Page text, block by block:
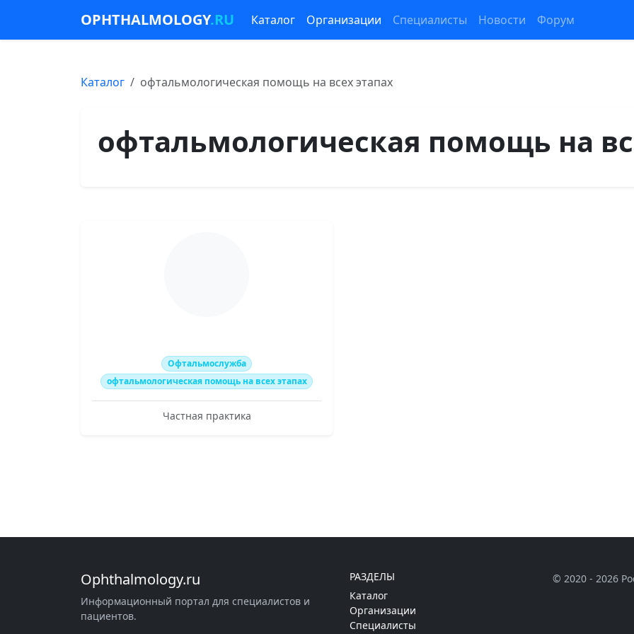
OPHTHALMOLOGY.RU Каталог Организации Специалисты Новости Форум
Каталог офтальмологическая помощь на всех этапах
офтальмологическая помощь на
Офтальмослужба
офтальмологическая помощь на всех этапах
Частная практика
Ophthalmology.ru
Информационный портал для специалистов и
пациентов.
РАЗДЕЛЫ
Каталог
Организации
Специалисты
© 2020 - 2026